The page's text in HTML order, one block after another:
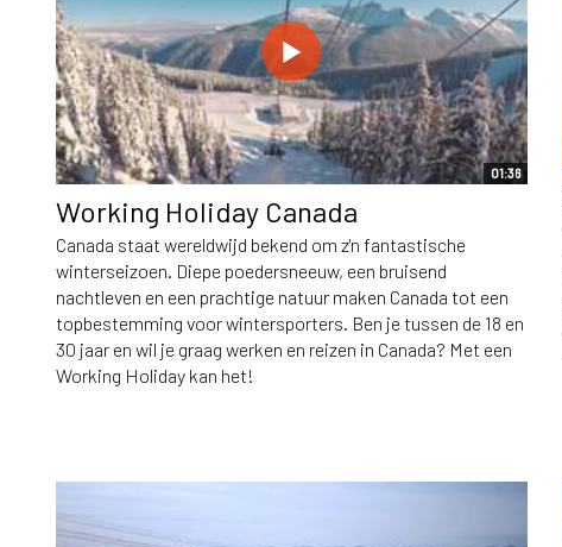
01:36
Working Holiday Canada
Canada staat wereldwijd bekend om z'n fantastische
winterseizoen. Diepe poedersneeuw, een bruisend
nachtleven en een prachtige natuur maken Canada tot een
topbestemming voor wintersporters. Ben je tussen de 18 en
30 jaar en wil je graag werken en reizen in Canada? Met een
Working Holiday kan het!